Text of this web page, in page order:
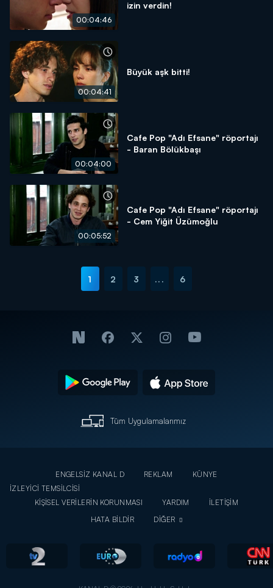
00:04:46
izin verdin!
00:04:41
Büyük aşk bitti!
00:04:00
Cafe Pop "Adı Efsane" röportajı
- Baran Bölükbaşı
00:05:52
Cafe Pop "Adı Efsane" röportajı
- Cem Yiğit Üzümoğlu
1 2 3 ... 6
Tüm Uygulamalarımız
ENGELSİZ KANAL D REKLAM
KÜNYE
İZLEYİCİ TEMSİLCİSİ
KİŞİSEL VERİLERİN KORUNMASI
YARDIM
İLETİŞİM
HATA BİLDİR
DİĞER